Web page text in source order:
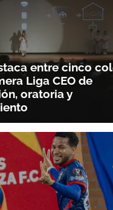
entre cinco
Liga CEO de
oratoria y